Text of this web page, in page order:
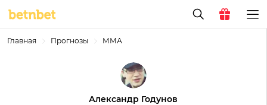
Главная Прогнозы ММА
Александр Годунов